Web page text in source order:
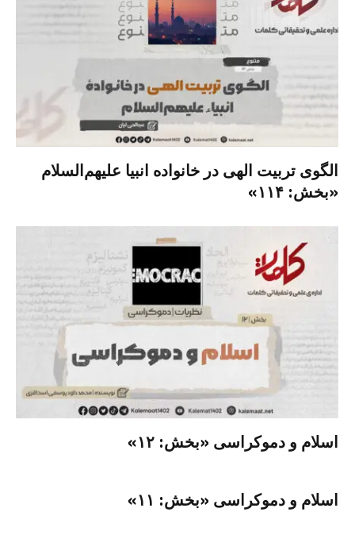
الگوی تربیت الهی در خانواده انبیا‌‌ علیهم‌السلام
«بخش: ۱۱۴»
اسلام و دموکراسی «بخش: ۱۲»
اسلام و دموکراسی «بخش: ۱۱»